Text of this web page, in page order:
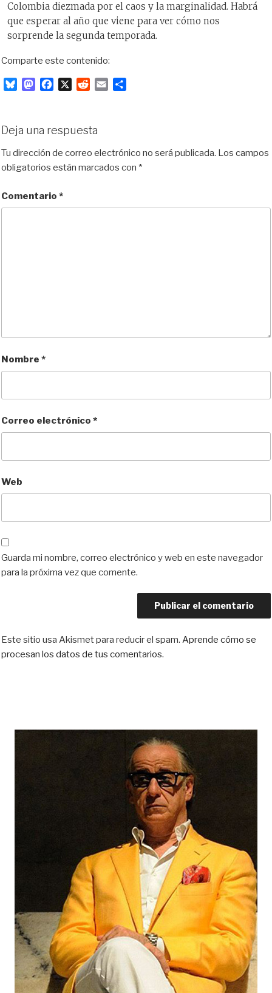
Colombia diezmada por el caos y la marginalidad. Habrá
que esperar al año que viene para ver cómo nos
sorprende la segunda temporada.
Comparte este contenido:
s
k
y
M
o
d
o
b
o
o
X
d
i
t
r
t
Deja una respuesta
Tu dirección de correo electrónico no será publicada. Los campos
obligatorios están marcados con *
Comentario *
Nombre *
Correo electrónico *
Web
Guarda mi nombre, correo electrónico y web en este navegador
para la próxima vez que comente.
Este sitio usa Akismet para reducir el spam. Aprende cómo se
procesan los datos de tus comentarios.